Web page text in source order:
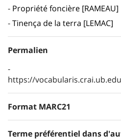
Propriété foncière [RAMEAU]
Tinença de la terra [LEMAC]
Permalien
https://
Format MARC21
Terme préférentiel dans